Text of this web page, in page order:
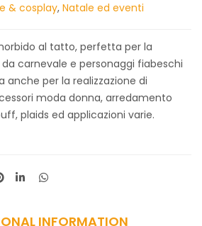
& cosplay, Natale ed eventi
al tatto, perfetta per la
carnevale e personaggi fiabeschi
anche per la realizzazione di
moda donna, arredamento
plaids ed applicazioni varie.
INFORMATION